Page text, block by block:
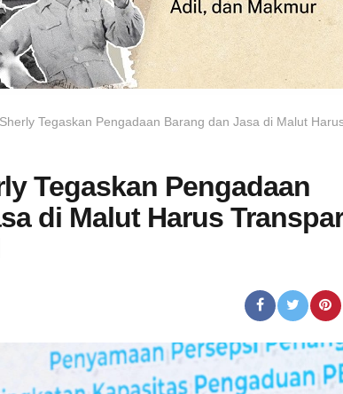
Tegaskan Pengadaan Barang dan Jasa di Malut
Tegaskan Pengadaan
di Malut Harus